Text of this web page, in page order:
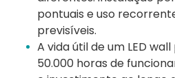
pontuais e uso
previsíveis.
A vida útil de um LED
50.000 horas de